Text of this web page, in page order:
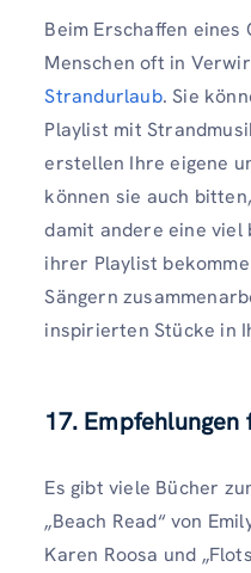
Beim Erschaffen eines
Menschen oft in
Strandurlaub. Sie
Playlist mit
erstellen Ihre eigene
können sie auch
damit andere eine viel
ihrer Playlist
Sängern
inspirierten Stücke in
17.
Es gibt viele Bücher
„Beach Read“ von
Karen Roosa und